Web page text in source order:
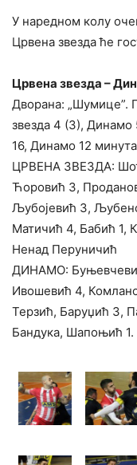
У наредном колу
Црвена звезда ће
Црвена звезда –
Дворана: „Шумице”.
звезда 4 (3),
16, Динамо 12
ЦРВЕНА ЗВЕЗДА:
Ћоровић 3,
Љубојевић 3,
Матичић 4, Бабић 1,
Ненад Перуничић
ДИНАМО:
Ивошевић 4,
Терзић, Баруџић 3,
Бандука, Шапоњић